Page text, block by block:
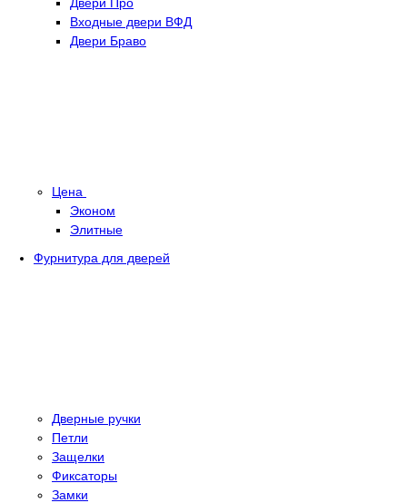
Входные двери ВФД
Двери Браво
Цена
Эконом
Элитные
Фурнитура для дверей
Дверные ручки
Петли
Защелки
Фиксаторы
Замки